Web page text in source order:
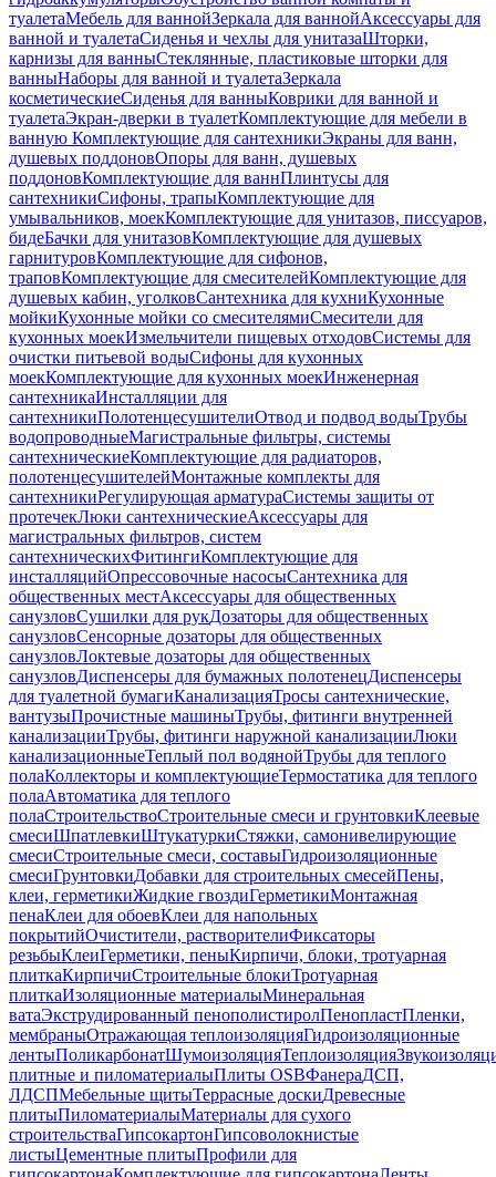
туалетаМебель для ваннойЗеркала для ваннойАксессуары для
ванной и туалетаСиденья и чехлы для унитазаШторки,
карнизы для ванныСтеклянные, пластиковые шторки для
ванныНаборы для ванной и туалетаЗеркала
косметическиеСиденья для ванныКоврики для ванной и
туалетаЭкран-дверки в туалетКомплектующие для мебели в
ванную Комплектующие для сантехникиЭкраны для ванн,
душевых поддоновОпоры для ванн, душевых
поддоновКомплектующие для ваннПлинтусы для
сантехникиСифоны, трапыКомплектующие для
умывальников, моекКомплектующие для унитазов, писсуаров,
бидеБачки для унитазовКомплектующие для душевых
гарнитуровКомплектующие для сифонов,
траповКомплектующие для смесителейКомплектующие для
душевых кабин, уголковСантехника для кухниКухонные
мойкиКухонные мойки со смесителямиСмесители для
кухонных моекИзмельчители пищевых отходовСистемы для
очистки питьевой водыСифоны для кухонных
моекКомплектующие для кухонных моекИнженерная
сантехникаИнсталляции для
сантехникиПолотенцесушителиОтвод и подвод водыТрубы
водопроводныеМагистральные фильтры, системы
сантехническиеКомплектующие для радиаторов,
полотенцесушителейМонтажные комплекты для
сантехникиРегулирующая арматураСистемы защиты от
протечекЛюки сантехническиеАксессуары для
магистральных фильтров, систем
сантехническихФитингиКомплектующие для
инсталляцийОпрессовочные насосыСантехника для
общественных местАксессуары для общественных
санузловСушилки для рукДозаторы для общественных
санузловСенсорные дозаторы для общественных
санузловЛоктевые дозаторы для общественных
санузловДиспенсеры для бумажных полотенецДиспенсеры
для туалетной бумагиКанализацияТросы сантехнические,
вантузыПрочистные машиныТрубы, фитинги внутренней
канализацииТрубы, фитинги наружной канализацииЛюки
канализационныеТеплый пол водянойТрубы для теплого
полаКоллекторы и комплектующиеТермостатика для теплого
полаАвтоматика для теплого
полаСтроительствоСтроительные смеси и грунтовкиКлеевые
смесиШпатлевкиШтукатуркиСтяжки, самонивелирующие
смесиСтроительные смеси, составыГидроизоляционные
смесиГрунтовкиДобавки для строительных смесейПены,
клеи, герметикиЖидкие гвоздиГерметикиМонтажная
пенаКлеи для обоевКлеи для напольных
покрытийОчистители, растворителиФиксаторы
резьбыКлеиГерметики, пеныКирпичи, блоки, тротуарная
плиткаКирпичиСтроительные блокиТротуарная
плиткаИзоляционные материалыМинеральная
ватаЭкструдированный пенополистиролПенопластПленки,
мембраныОтражающая теплоизоляцияГидроизоляционные
лентыПоликарбонатШумоизоляцияТеплоизоляция
плитные и пиломатериалыПлиты OSBФанераДСП,
ЛДСПМебельные щитыТеррасные доскиДревесные
плитыПиломатериалыМатериалы для сухого
строительстваГипсокартонГипсоволокнистые
листыЦементные плитыПрофили для